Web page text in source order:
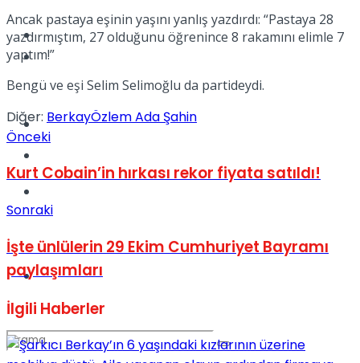
TV
Dünya
Tatil
Spor
Ancak pastaya eşinin yaşını yanlış yazdırdı: “Pastaya 28
yazdırmıştım, 27 olduğunu öğrenince 8 rakamını elimle 7
yaptım!”
Bengü ve eşi Selim Selimoğlu da partideydi.
Diğer: BerkayÖzlem Ada Şahin
Önceki
Kurt Cobain’in hırkası rekor fiyata satıldı!
Sonraki
İşte ünlülerin 29 Ekim Cumhuriyet Bayramı
paylaşımları
İlgili Haberler